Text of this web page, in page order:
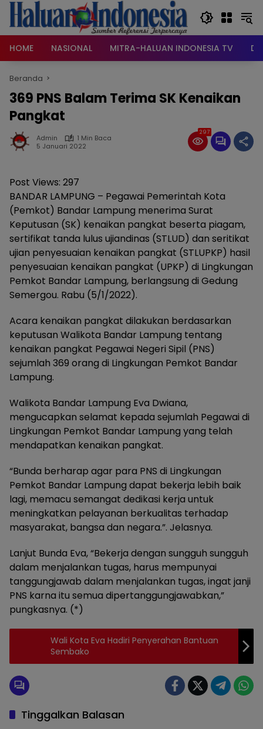
Langsung
konten
HOME
NASIONAL MITRA-HALUAN INDONESIA TV
Beranda
369 PNS Balam Terima SK Kenaikan
Pangkat
Admin
1 Min Baca
5 Januari 2022
297
Post Views: 297
BANDAR LAMPUNG – Pegawai Pemerintah Kota
(Pemkot) Bandar Lampung menerima Surat
Keputusan (SK) kenaikan pangkat beserta piagam,
sertifikat tanda lulus ujiandinas (STLUD) dan seritikat
ujian penyesuaian kenaikan pangkat (STLUPKP) hasil
penyesuaian kenaikan pangkat (UPKP) di Lingkungan
Pemkot Bandar Lampung, berlangsung di Gedung
Semergou. Rabu (5/1/2022).
Acara kenaikan pangkat dilakukan berdasarkan
keputusan Walikota Bandar Lampung tentang
kenaikan pangkat Pegawai Negeri Sipil (PNS)
sejumlah 369 orang di Lingkungan Pemkot Bandar
Lampung.
Walikota Bandar Lampung Eva Dwiana,
mengucapkan selamat kepada sejumlah Pegawai di
Lingkungan Pemkot Bandar Lampung yang telah
mendapatkan kenaikan pangkat.
“Bunda berharap agar para PNS di Lingkungan
Pemkot Bandar Lampung dapat bekerja lebih baik
lagi, memacu semangat dedikasi kerja untuk
meningkatkan pelayanan berkualitas terhadap
masyarakat, bangsa dan negara.”. Jelasnya.
Lanjut Bunda Eva, “Bekerja dengan sungguh sungguh
dalam menjalankan tugas, harus mempunyai
tanggungjawab dalam menjalankan tugas, ingat janji
PNS karna itu semua dipertanggungjawabkan,”
pungkasnya. (*)
Wali Kota Eva Hadiri Penyerahan Bantuan
Sembako
Tinggalkan Balasan